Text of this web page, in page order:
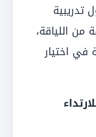
تدريبية
اللياقة،
في اختيار